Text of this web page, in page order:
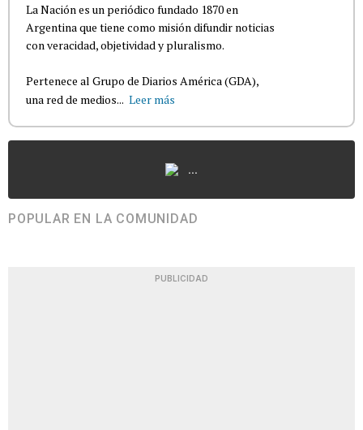
La Nación es un periódico fundado 1870 en
Argentina que tiene como misión difundir noticias
con veracidad, objetividad y pluralismo.
Pertenece al Grupo de Diarios América (GDA),
una red de medios... Leer más
...
POPULAR EN LA COMUNIDAD
PUBLICIDAD